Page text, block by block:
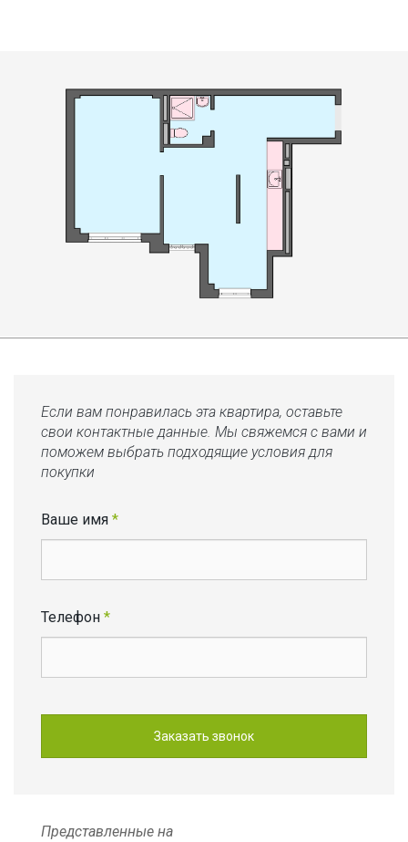
Если вам понравилась эта квартира, оставьте
свои контактные данные. Мы свяжемся с вами и
поможем выбрать подходящие условия для
покупки
Ваше имя *
Телефон *
Представленные на